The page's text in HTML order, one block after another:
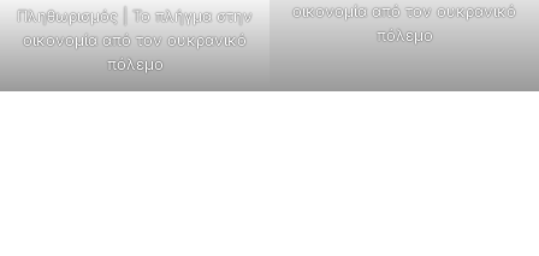
Πληθωρισμός | Το πλήγμα στην
οικονομία από τον ουκρανικό
πόλεμο
οικονομία από τον ουκρανικό
πόλεμο